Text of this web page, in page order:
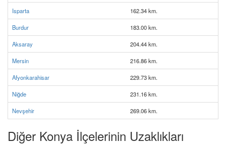
Isparta 162.34 km.
Burdur 183.00 km.
Aksaray 204.44 km.
Mersin 216.86 km.
Afyonkarahisar 229.73 km.
Niğde 231.16 km.
Nevşehir 269.06 km.
Diğer Konya İlçelerinin Uzaklıkları